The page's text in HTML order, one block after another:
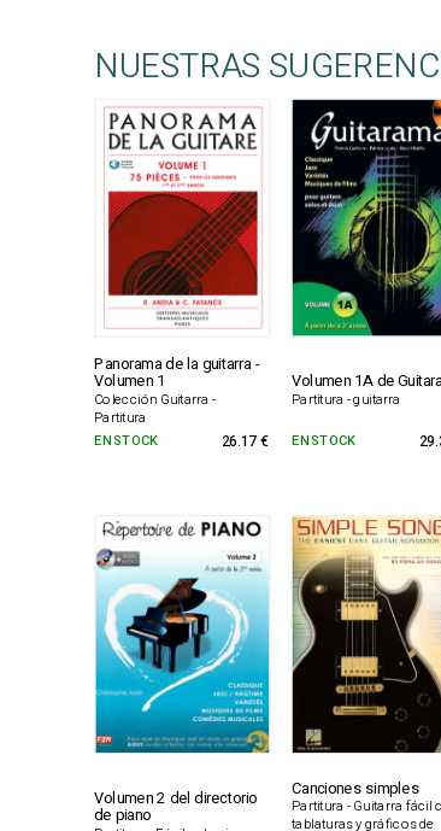
NUESTRAS
Panorama de la guitarra -
Volumen 1
Colección Guitarra -
Partitura
Volumen 1A de
Partitura - guitarra
EN STOCK
26.17 € EN STOCK
Volumen 2 del directorio
de piano
Canciones simples
Partitura - Guitarra fácil
tablaturas y gráficos de